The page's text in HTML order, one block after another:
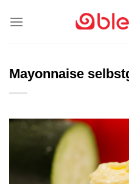
Mayonnaise